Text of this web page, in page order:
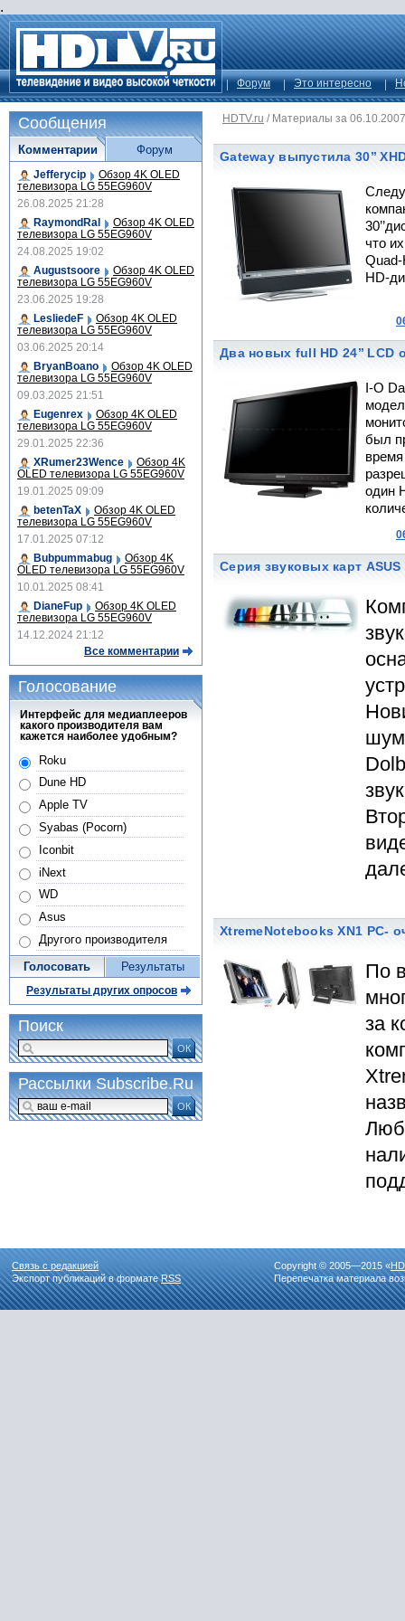
.
Форум Это интересно
HDTV.ru / Материалы за 06.10.2007
Gateway выпустила 30’’
что
Quad-
HD-
Два новых full HD 24’’ LCD
I-O
был
один
Серия звуковых карт
XtremeNotebooks XN1 PC-
По
за
Сообщения
Комментарии
Jefferycip Обзор 4K OLED
телевизора LG 55EG960V
26.08.2025 21:28
RaymondRal
Обзор 4K OLED
телевизора LG 55EG960V
24.08.2025 19:02
Augustsoore
Обзор 4K OLED
телевизора LG 55EG960V
23.06.2025 19:28
LesliedeF
Обзор 4K OLED
телевизора LG 55EG960V
03.06.2025 20:14
BryanBoano
Обзор 4K OLED
телевизора LG 55EG960V
09.03.2025 21:51
Eugenrex
Обзор 4K OLED
телевизора LG 55EG960V
29.01.2025 22:36
XRumer23Wence
Обзор 4K
OLED телевизора LG 55EG960V
19.01.2025 09:09
betenTaX
Обзор 4K OLED
телевизора LG 55EG960V
17.01.2025 07:12
Bubpummabug
Обзор 4K
OLED телевизора LG 55EG960V
10.01.2025 08:41
DianeFup
Обзор 4K OLED
телевизора LG 55EG960V
14.12.2024 21:12
Все комментарии
Форум
Голосование
Интерфейс для медиаплееров
какого производителя вам
кажется наиболее удобным?
Roku
Dune HD
Apple TV
Syabas (Pocorn)
Iconbit
iNext
WD
Asus
Другого производителя
Голосовать Результаты
Результаты других опросов
Поиск
ОК
Рассылки Subscribe.Ru
ОК
Связь с редакцией
Экспорт публикаций в форматеRSS
Copyright © 2005—2015 «
Перепечатка материала